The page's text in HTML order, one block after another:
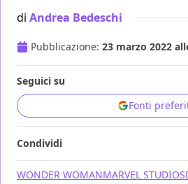
di Andrea Bedeschi
Pubblicazione: 23 marzo 2022
Seguici su
Fonti
Condividi
WONDER WOMANMARVEL STUDIOS